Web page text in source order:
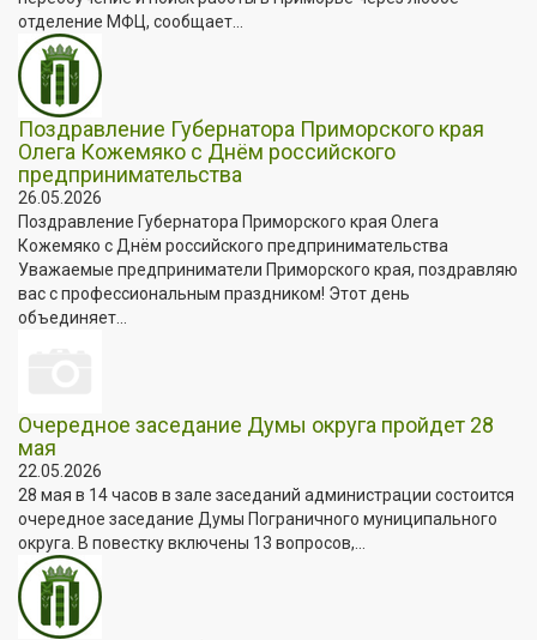
отделение МФЦ, сообщает...
Поздравление Губернатора Приморского края
Олега Кожемяко с Днём российского
предпринимательства
26.05.2026
Поздравление Губернатора Приморского края Олега
Кожемяко с Днём российского предпринимательства
Уважаемые предприниматели Приморского края, поздравляю
вас с профессиональным праздником! Этот день
объединяет...
Очередное заседание Думы округа пройдет 28
мая
22.05.2026
28 мая в 14 часов в зале заседаний администрации состоится
очередное заседание Думы Пограничного муниципального
округа. В повестку включены 13 вопросов,...